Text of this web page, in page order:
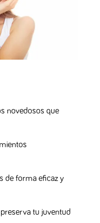
novedosos que
de forma eficaz y
tu juventud